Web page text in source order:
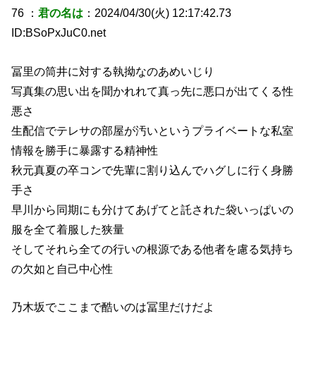
76 ：君の名は ：2024/04/30(火) 12:17:42.73
ID:BSoPxJuC0.net
冨里の筒井に対する執拗なのあめいじり
写真集の思い出を聞かれれて真っ先に悪口が出てくる性
悪さ
生配信でテレサの部屋が汚いというプライベートな私室
情報を勝手に暴露する精神性
秋元真夏の卒コンで先輩に割り込んでハグしに行く身勝
手さ
早川から同期にも分けてあげてと託された袋いっぱいの
服を全て着服した狭量
そしてそれら全ての行いの根源である他者を慮る気持ち
の欠如と自己中心性
乃木坂でここまで酷いのは冨里だけだよ